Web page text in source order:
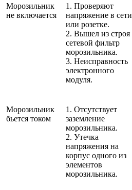
Морозильник
не включается
1. Проверяют
напряжение в сети
или розетке.
2. Вышел из строя
сетевой фильтр
морозильника.
3. Неисправность
электронного
модуля.
Морозильник
бьется током
1. Отсутствует
заземление
морозильника.
2. Утечка
напряжения на
корпус одного из
элементов
морозильника.